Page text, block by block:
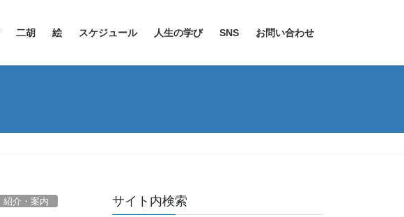
二胡 絵 スケジュール 人生の学び SNS お問い合わせ
紹介・案内 サイト内検索